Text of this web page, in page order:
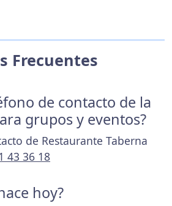
Frecuentes
de contacto de la
grupos y eventos?
de Restaurante Taberna
43 36 18
hoy?